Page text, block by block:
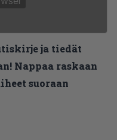
ja tiedät
Nappaa raskaan
suoraan